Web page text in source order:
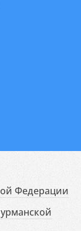
Федерации